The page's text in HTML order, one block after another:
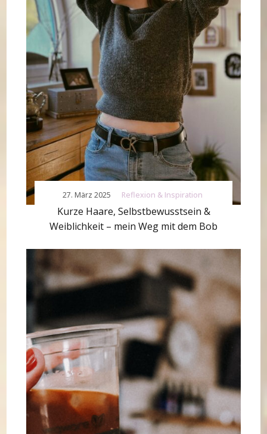
Reflexion & Inspiration
Kurze Haare, Selbstbewusstsein &
Weiblichkeit – mein Weg mit dem Bob
27. März 2025